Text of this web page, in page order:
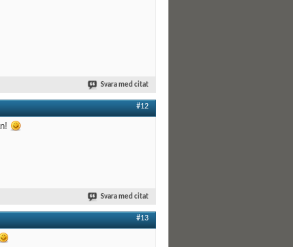
Svara med citat
#12
Svara med citat
#13